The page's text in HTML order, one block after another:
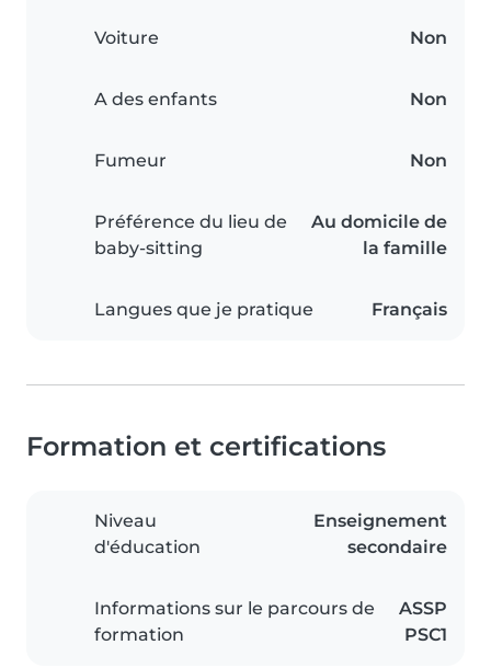
Voiture Non
A des enfants Non
Fumeur Non
Préférence du lieu de
baby-sitting
Au domicile de
la famille
Langues que je pratique Français
Formation et certifications
Niveau
d'éducation
Enseignement
secondaire
Informations sur le parcours de
formation
ASSP
PSC1